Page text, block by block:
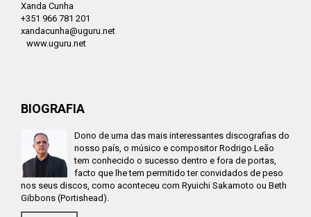
Xanda Cunha
+351 966 781 201
xandacunha@uguru.net
www.uguru.net
BIOGRAFIA
Dono de uma das mais interessantes discografias do
nosso país, o músico e compositor Rodrigo Leão
tem conhecido o sucesso dentro e fora de portas,
facto que lhe tem permitido ter convidados de peso
nos seus discos, como aconteceu com Ryuichi Sakamoto ou Beth
Gibbons (Portishead).